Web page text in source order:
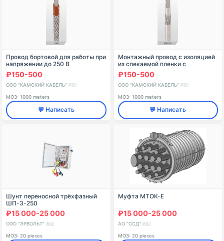
Провод бортовой для работы при
напряжении до 250 В
переменного тока частоты до
6000 Гц (350 В постоянного
тока) при атмосферном
₽150-500
ООО "КАМСКИЙ КАБЕЛЬ" 🇷🇺
МОЗ: 1000 meters
💬 Написать
Монтажный провод с изоляцией
из спекаемой пленки с
высокопрочными жилами для
работы на номинальном
переменном напряжении 250 В ч
₽150-500
ООО "КАМСКИЙ КАБЕЛЬ" 🇷🇺
МОЗ: 1000 meters
💬 Написать
Шунт переносной трёхфазный
ШП-3-250
₽15 000-25 000
ООО "ЭРВОЛЬТ" 🇷🇺
МОЗ: 20 pieces
Муфта МТОК-Е
₽15 000-25 000
АО "ССД" 🇷🇺
МОЗ: 20 pieces